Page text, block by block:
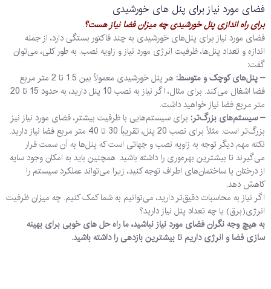
فضای مورد نیاز برای پنل های خورشیدی
برای راه اندازی پنل خورشیدی چه میزان فضا نیاز هست؟
فضای مورد نیاز برای پنل‌های خورشیدی به چند فاکتور بستگی دارد، از جمله
اندازه و تعداد پنل‌ها، ظرفیت انرژی مورد نیاز و زاویه نصب. به طور کلی، می‌توان
گفت:
– پنل‌های کوچک و متوسط:
هر پنل خورشیدی معمولاً بین 1.5 تا 2 متر مربع
فضا اشغال می‌کند. برای مثال، اگر نیاز به نصب 10 پنل دارید، به حدود 15 تا 20
متر مربع فضا نیاز خواهید داشت.
– سیستم‌های بزرگ‌تر: برای سیستم‌هایی با ظرفیت بیشتر، فضای مورد نیاز نیز
بزرگ‌تر است. مثلاً برای نصب 20 پنل، تقریباً 30 تا 40 متر مربع فضا نیاز دارید.
نکته مهم دیگر توجه به زاویه نصب و جهاتی است که پنل‌ها به آن سمت قرار
می‌گیرند تا بیشترین بهره‌وری را داشته باشید. همچنین باید به اﻣﮑﺎن وجود سایه
از درختان یا ساختمان‌های اطراف توجه کنید، زیرا می‌تواند عملکرد سیستم را
کاهش دهد.
اگر نیاز به محاسبات دقیق‌تر دارید، می‌توانیم به شما کمک کنیم. چه میزان ظرفیت
انرژی(برق) یا چه تعداد پنل نیاز دارید؟
به هیچ وجه نگران فضای مورد نیاز نباشید، ما راه حل های خوبی برای بهینه
سازی فضا و انرژی داریم تا بیشترین بازدهی را داشته باشید.